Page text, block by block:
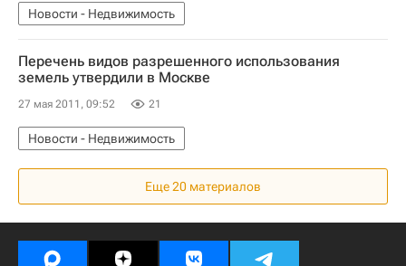
Новости - Недвижимость
Перечень видов разрешенного использования
земель утвердили в Москве
27 мая 2011, 09:52 21
Новости - Недвижимость
Еще 20 материалов